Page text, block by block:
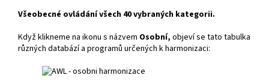
Všeobecné ovládání všech 40 vybraných kategorii.
Když klikneme na ikonu s názvem Osobní, objeví se tato tabulka
různých databází a programů určených k harmonizaci: